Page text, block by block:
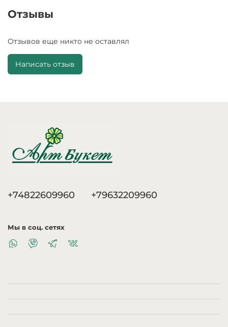
Отзывы
Отзывов еще никто не оставлял
Написать отзыв
+74822609960 +79632209960
Мы в соц. сетях